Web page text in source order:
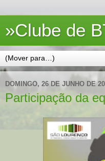
»Clube de
DOMINGO, 26 DE JUNHO DE
Participação da